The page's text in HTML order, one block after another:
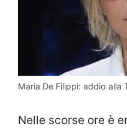
Maria De Filippi: addio alla
Nelle scorse ore è